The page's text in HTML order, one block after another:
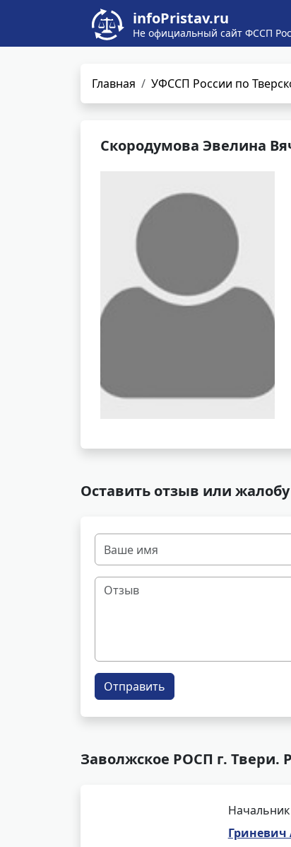
infoPristav.ru
Не официальный сайт ФССП
Главная УФССП России по
Скородумова Эвелина
Оставить отзыв или
Отправить
Заволжское РОСП г. Твери.
Гриневич